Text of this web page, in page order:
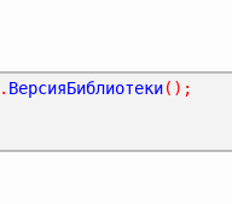
. ВерсияБиблиотеки();